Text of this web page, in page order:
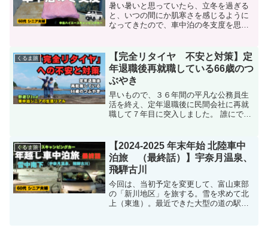
暑い暑いと思っていたら、立冬を過ぎる
と、いつの間にか肌寒さを感じるように
なってきたので、車中泊の冬支度を思い
てやってもらうので、少し先。早速、11
月第二週の土日に、米原エリアに車中泊
旅に行ってきた。冬支度が早速役に立っ
た。
くるま旅
【完全リタイヤ 不安と対策】定
年退職後再就職している66歳のつ
ぶやき
早いもので、３６年間の平凡な公務員生
活を終え、定年退職後に民間会社に再就
職して７年目に突入しました。 誰にで
私が前期高齢者に突入した現在の心境を
率直にお伝えしたいと思います。皆様の
心の安寧に少しでもお役に立てれば嬉し
く思います。
くるま旅
【2024-2025 年末年始 北陸車中
泊旅 （最終話）】宇奈月温泉、
飛騨古川
今回は、当初予定を変更して、富山東部
の「新川地区」を旅する。雪を求めて北
上（東進）。最近できた大型の道の駅ま